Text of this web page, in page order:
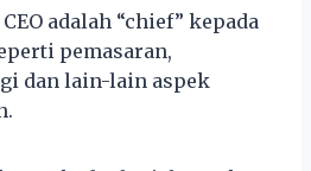
adalah “chief” kepada
pemasaran,
dan lain-lain aspek